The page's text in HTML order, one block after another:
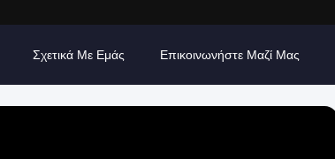
Σχετικά Με Εμάς Επικοινωνήστε Μαζί Μας